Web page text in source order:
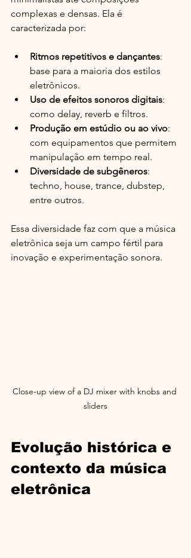
complexas e densas. Ela é
caracterizada por:
Ritmos repetitivos e dançantes:
base para a maioria dos estilos
eletrônicos.
Uso de efeitos sonoros digitais:
como delay, reverb e filtros.
Produção em estúdio ou ao vivo:
com equipamentos que permitem
manipulação em tempo real.
Diversidade de subgêneros:
techno, house, trance, dubstep,
entre outros.
Essa diversidade faz com que a música
eletrônica seja um campo fértil para
inovação e experimentação sonora.
Close-up view of a DJ mixer with knobs and
sliders
Evolução histórica e
contexto da música
eletrônica